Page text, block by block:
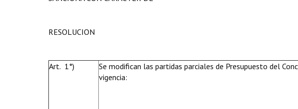
RESOLUCION
Art. 1°)
Se modifican las partidas parciales de Presupuesto del
vigencia: